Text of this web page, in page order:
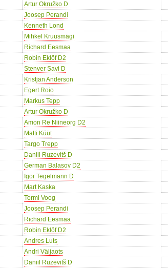
Artur Okružko D
Joosep Perandi
Kenneth Lond
Mihkel Kruusmägi
Richard Eesmaa
Robin Eklöf D2
Stenver Savi D
Kristjan Anderson
Egert Roio
Markus Tepp
Artur Okružko D
Amon Re Niineorg D2
Matti Küüt
Targo Trepp
Daniil Ruzevitš D
German Balasov D2
Igor Tegelmann D
Mart Kaska
Tormi Voog
Joosep Perandi
Richard Eesmaa
Robin Eklöf D2
Andres Luts
Andri Väljaots
Daniil Ruzevitš D